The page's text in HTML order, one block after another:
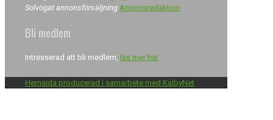
Solvögat annonsförsäljning Annonsredaktion
Bli medlem
Intresserad att bli medlem, läs mer här
Hemsida producerad i samarbete med KalbyNet